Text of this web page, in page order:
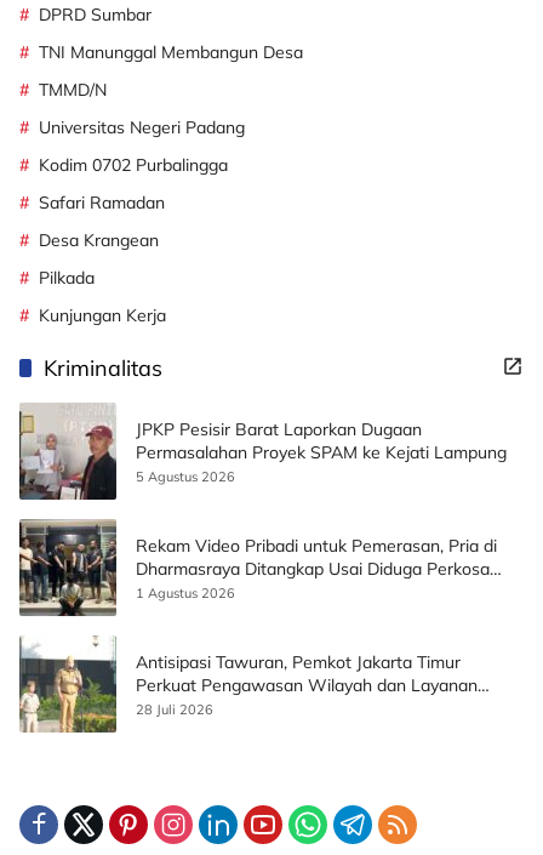
DPRD Sumbar
TNI Manunggal Membangun Desa
TMMD/N
Universitas Negeri Padang
Kodim 0702 Purbalingga
Safari Ramadan
Desa Krangean
Pilkada
Kunjungan Kerja
Kriminalitas
JPKP Pesisir Barat Laporkan Dugaan
Permasalahan Proyek SPAM ke Kejati Lampung
5 Agustus 2026
Rekam Video Pribadi untuk Pemerasan, Pria di
Dharmasraya Ditangkap Usai Diduga Perkosa
Korban
1 Agustus 2026
Antisipasi Tawuran, Pemkot Jakarta Timur
Perkuat Pengawasan Wilayah dan Layanan
Publik
28 Juli 2026